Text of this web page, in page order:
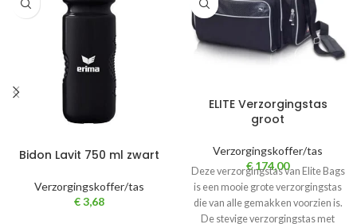
Bidon Lavit 750 ml zwart
Verzorgingskoffer/tas
€3,68
ELITE Verzorgingstas
groot
Verzorgingskoffer/tas
€174,00
Deze verzorgingstas van Elite Bags
is een mooie grote verzorgingstas
die van alle gemakken voorzien is.
De stevige verzorgingstas met